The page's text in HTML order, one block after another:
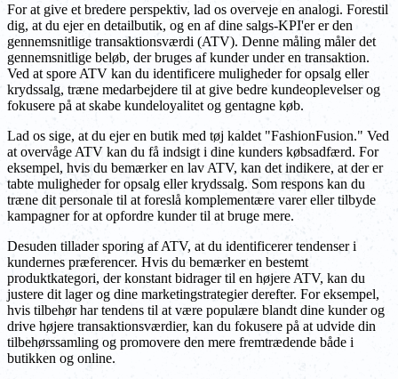
For at give et bredere perspektiv, lad os overveje en analogi. Forestil
dig, at du ejer en detailbutik, og en af dine salgs-KPI'er er den
gennemsnitlige transaktionsværdi (ATV). Denne måling måler det
gennemsnitlige beløb, der bruges af kunder under en transaktion.
Ved at spore ATV kan du identificere muligheder for opsalg eller
krydssalg, træne medarbejdere til at give bedre kundeoplevelser og
fokusere på at skabe kundeloyalitet og gentagne køb.
Lad os sige, at du ejer en butik med tøj kaldet "FashionFusion." Ved
at overvåge ATV kan du få indsigt i dine kunders købsadfærd. For
eksempel, hvis du bemærker en lav ATV, kan det indikere, at der er
tabte muligheder for opsalg eller krydssalg. Som respons kan du
træne dit personale til at foreslå komplementære varer eller tilbyde
kampagner for at opfordre kunder til at bruge mere.
Desuden tillader sporing af ATV, at du identificerer tendenser i
kundernes præferencer. Hvis du bemærker en bestemt
produktkategori, der konstant bidrager til en højere ATV, kan du
justere dit lager og dine marketingstrategier derefter. For eksempel,
hvis tilbehør har tendens til at være populære blandt dine kunder og
drive højere transaktionsværdier, kan du fokusere på at udvide din
tilbehørssamling og promovere den mere fremtrædende både i
butikken og online.